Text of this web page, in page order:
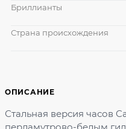
ОПИСАНИЕ
Стальная версия часов
Бриллианты
Страна происхождения